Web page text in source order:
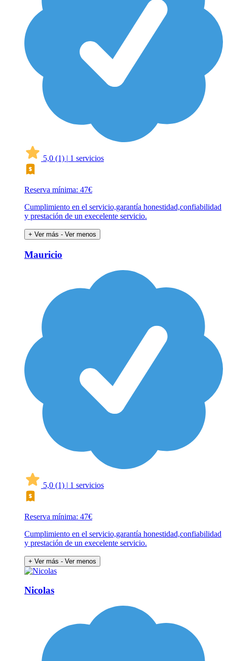
5,0 (1) | 1 servicios
Reserva mínima: 47€
Cumplimiento en el servicio,garantía honestidad,confiabilidad
y prestación de un execelente servicio.
+ Ver más - Ver menos
Mauricio
5,0 (1) | 1 servicios
Reserva mínima: 47€
Cumplimiento en el servicio,garantía honestidad,confiabilidad
y prestación de un execelente servicio.
+ Ver más - Ver menos
Nicolas